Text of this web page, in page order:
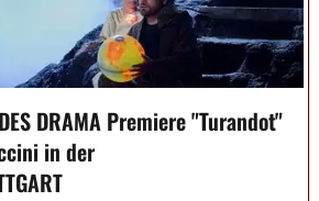
DRAMA Premiere "Turandot"
in der